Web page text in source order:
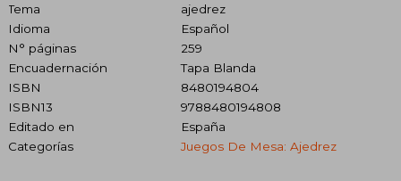
Tema
ajedrez
Idioma
Español
N° páginas
259
Encuadernación
Tapa Blanda
ISBN
8480194804
ISBN13
9788480194808
Editado en
España
Categorías
Juegos De Mesa: Ajedrez